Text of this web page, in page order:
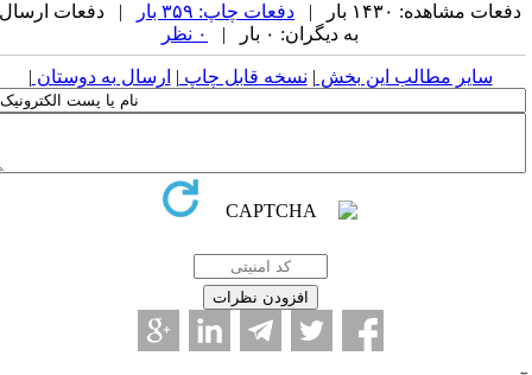
دفعات مشاهده: ۱۴۳۰ بار | دفعات چاپ: ۳۵۹ بار
| دفعات ارسال
به دیگران: ۰ بار |
سایر مطالب این بخش | نسخه قابل چاپ| ارسال به دوستان|